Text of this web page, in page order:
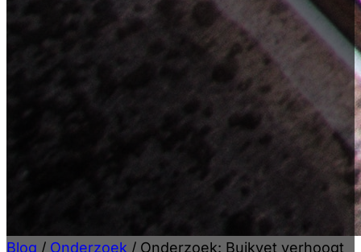
Blog / Onderzoek / Onderzoek: Buikvet verhoogt